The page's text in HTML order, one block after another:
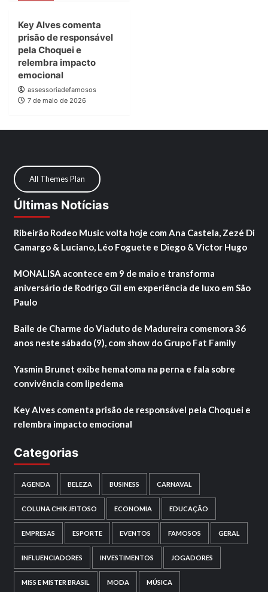
Key Alves comenta
prisão de responsável
pela Choquei e
relembra impacto
emocional
assessoriadefamosos
7 de maio de 2026
All Themes Plan
Últimas Notícias
Ribeirão Rodeo Music volta hoje com Ana Castela, Zezé Di
Camargo & Luciano, Léo Foguete e Diego & Victor Hugo
MONALISA acontece em 9 de maio e transforma
aniversário de Rodrigo Gil em experiência de luxo em São
Paulo
Baile de Charme do Viaduto de Madureira comemora 36
anos neste sábado (9), com show do Grupo Fat Family
Yasmin Brunet exibe hematoma na perna e fala sobre
convivência com lipedema
Key Alves comenta prisão de responsável pela Choquei e
relembra impacto emocional
Categorias
AGENDA BELEZA BUSINESS CARNAVAL
COLUNA CHIK JEITOSO ECONOMIA EDUCAÇÃO
EMPRESAS ESPORTE EVENTOS FAMOSOS GERAL
INFLUENCIADORES INVESTIMENTOS JOGADORES
MISS E MISTER BRASIL MODA MÚSICA